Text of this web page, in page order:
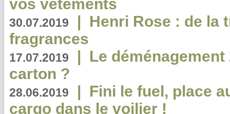
vos vêtements
30.07.2019 | Henri Rose : de la
fragrances
17.07.2019 | Le
carton ?
28.06.2019 | Fini le fuel, place
cargo dans le voilier !